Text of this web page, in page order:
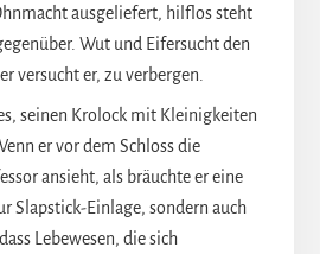
ausgeliefert, hilflos steht
Wut und Eifersucht den
versucht er, zu verbergen.
seinen Krolock mit Kleinigkeiten
er vor dem Schloss die
ansieht, als bräuchte er eine
Slapstick-Einlage, sondern auch
Lebewesen, die sich